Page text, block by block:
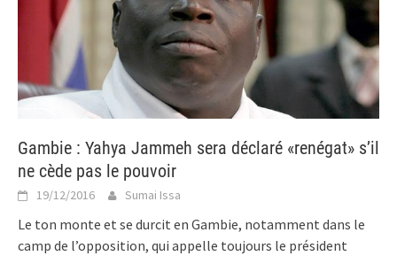
Gambie : Yahya Jammeh sera déclaré «renégat» s’il
ne cède pas le pouvoir
19/12/2016 Sumai Issa
Le ton monte et se durcit en Gambie, notamment dans le
camp de l’opposition, qui appelle toujours le président